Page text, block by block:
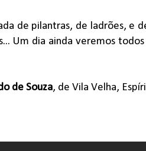
de pilantras, de ladrões, e
Um dia ainda veremos
de Souza, de Vila Velha,